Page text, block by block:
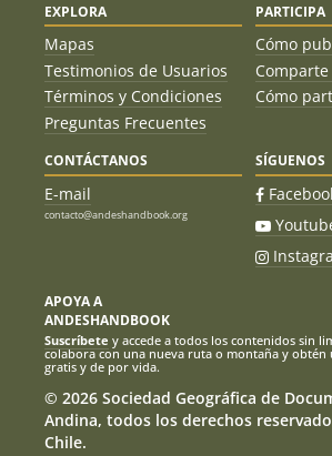
EXPLORA
Mapas
Testimonios de Usuarios
Términos y Condiciones
Preguntas Frecuentes
PARTICIPA
Cómo
Cómo
CONTÁCTANOS
E-mail
contacto@andeshandbook.org
SÍGUENOS
APOYA A
ANDESHANDBOOK
Suscríbete y accede a todos los contenidos sin
colabora con una nueva ruta o montaña y obtén
gratis y de por vida.
© 2026 Sociedad Geográfica de
Andina, todos los derechos
Chile.